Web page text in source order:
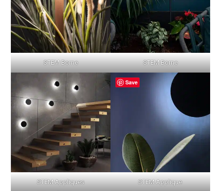
STEM Borne STEM Borne
STEM Appliques STEM Applique
Save